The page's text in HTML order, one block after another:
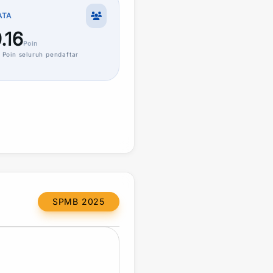
Poin
Poin seluruh pendaftar
SPMB 2025